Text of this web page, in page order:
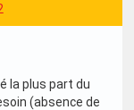
la plus part du
(absence de